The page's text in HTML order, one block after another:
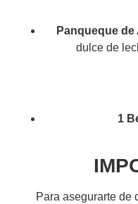
Panqueque de
dulce de
1
Para asegurarte de